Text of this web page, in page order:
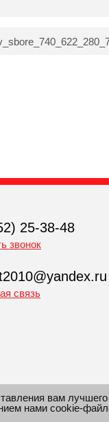
25-38-48
звонок
связь
защищена
вам
нами cookie-